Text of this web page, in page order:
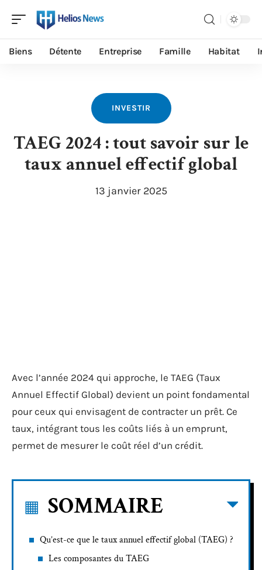
Biens Détente Entreprise Famille Habitat
INVESTIR
TAEG 2024 : tout savoir sur le
taux annuel effectif global
13 janvier 2025
Avec l’année 2024 qui approche, le TAEG (Taux
Annuel Effectif Global) devient un point fondamental
pour ceux qui envisagent de contracter un prêt. Ce
taux, intégrant tous les coûts liés à un emprunt,
permet de mesurer le coût réel d’un crédit.
SOMMAIRE
Qu’est-ce que le taux annuel effectif global (TAEG) ?
Les composantes du TAEG